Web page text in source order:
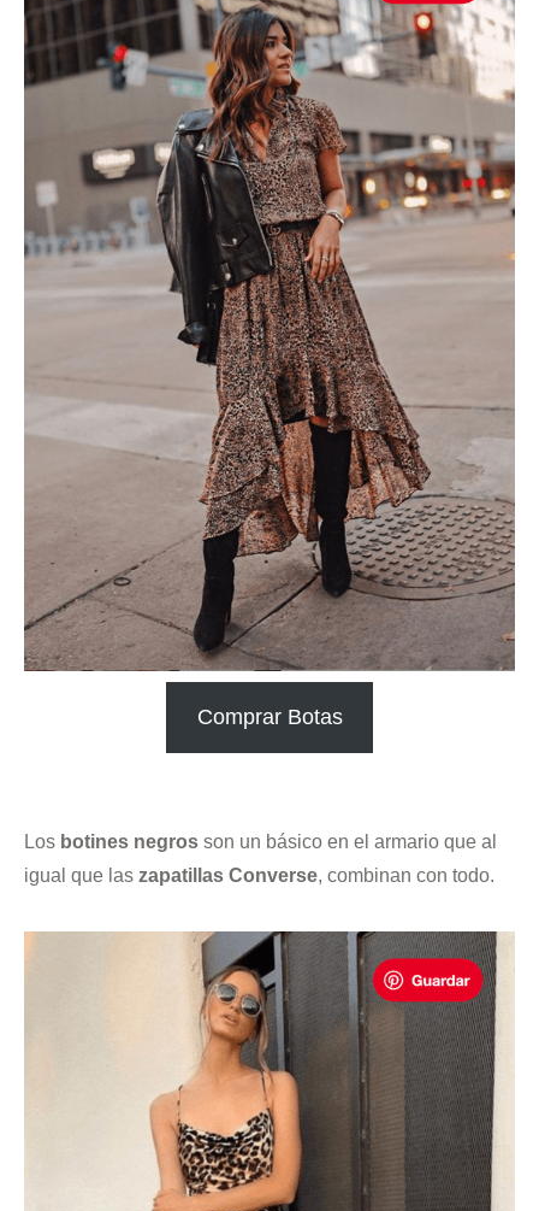
Comprar Botas
Los botines negros son un básico en el armario que al
igual que las zapatillas Converse, combinan con todo.